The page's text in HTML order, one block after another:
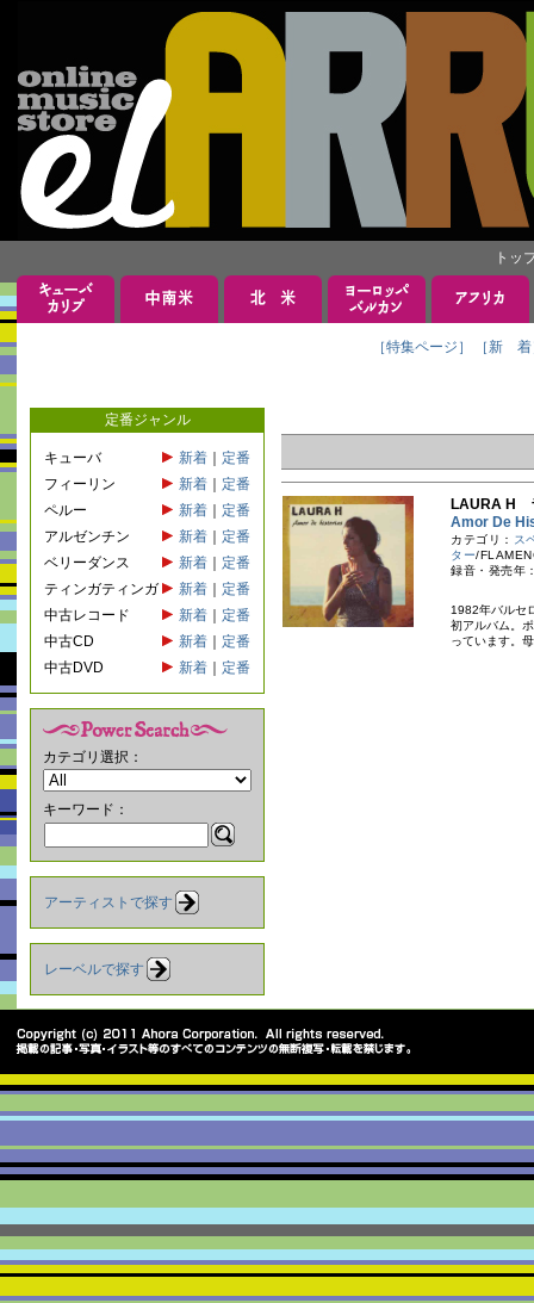
トッ
［特集ページ］ ［新 着
定番ジャンル
キューバ 新着
定番
フィーリン
新着
定番
ペルー
新着
定番
アルゼンチン
新着
定番
ベリーダンス
新着
定番
ティンガティンガ
新着
定番
中古レコード
新着
定番
中古CD
新着
定番
中古DVD
新着 定番
カテゴリ選択：
キーワード：
アーティストで探す
レーベルで探す
LAURA H
Amor De
カテゴリ： ス
ター/
録音・発売年
1982年バルセ
初アルバム。
っています。